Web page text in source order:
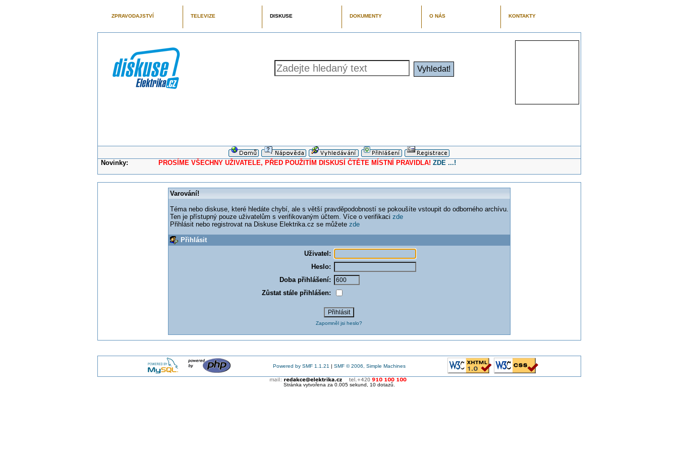
ZPRAVODAJSTVÍ TELEVIZE DISKUSE DOKUMENTY O NÁS KONTAKTY
Novinky: PROSÍME VŠECHNY UŽIVATELE, PŘED POUŽITÍM DISKUSÍ ČTĚTE MÍSTNÍ PRAVIDLA! ZDE ...!
Varování!
Téma nebo diskuse, které hledáte chybí, ale s větší pravděpodobností se pokoušíte vstoupit do odborného archívu.
Ten je přístupný pouze uživatelům s verifikovaným účtem. Více o verifikaci zde
Přihlásit nebo registrovat na Diskuse Elektrika.cz se můžete zde
Přihlásit
Uživatel:
Heslo:
Doba přihlášení:
Zůstat stále přihlášen:
Zapomněl jsi heslo?
Powered by SMF 1.1.21 | SMF © 2006, Simple Machines
Stránka vytvořena za 0.005 sekund, 10 dotazů.